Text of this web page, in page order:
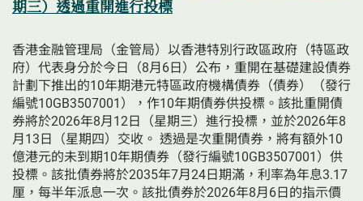
期三）透過重開進行投標
香港金融管理局（金管局）以香港特別行政區政府（特區政
府）代表身分於今日（8月6日）公布，重開在基礎建設債券
計劃下推出的10年期港元特區政府機構債券（債券）（發行
編號10GB3507001），作10年期債券供投標。該批重開債
券將於2026年8月12日（星期三）進行投標，並於2026年8
月13日（星期四）交收。 透過是次重開債券，將有額外10
億港元的未到期10年期債券（發行編號10GB3507001）供
投標。該批債券將於2035年7月24日期滿，利率為年息3.17
厘，每半年派息一次。該批債券於2026年8月6日的指示價